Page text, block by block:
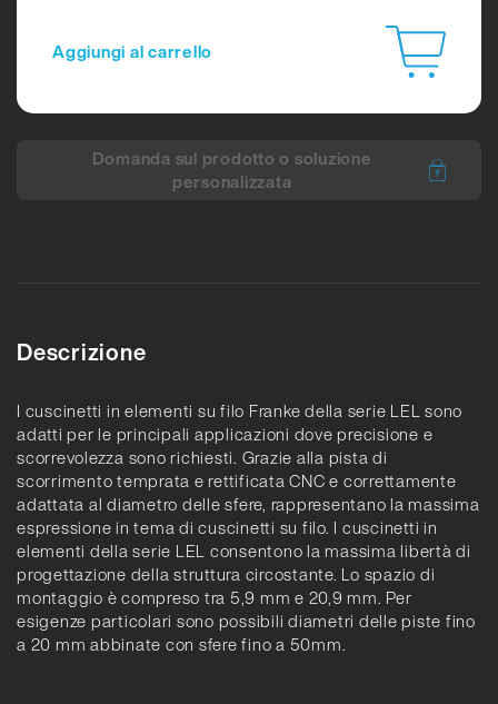
Aggiungi al carrello
Domanda sul prodotto o soluzione
personalizzata
Descrizione
I cuscinetti in elementi su filo Franke della serie LEL sono
adatti per le principali applicazioni dove precisione e
scorrevolezza sono richiesti. Grazie alla pista di
scorrimento temprata e rettificata CNC e correttamente
adattata al diametro delle sfere, rappresentano la massima
espressione in tema di cuscinetti su filo. I cuscinetti in
elementi della serie LEL consentono la massima libertà di
progettazione della struttura circostante. Lo spazio di
montaggio è compreso tra 5,9 mm e 20,9 mm. Per
esigenze particolari sono possibili diametri delle piste fino
a 20 mm abbinate con sfere fino a 50mm.